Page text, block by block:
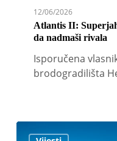
12/06/2026
Atlantis II:
da nadmaši rivala
Isporučena
brodogradilišta